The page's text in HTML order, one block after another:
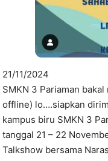
21/11/2024
SMKN 3 Pariaman bakal
offline) lo….siapkan
kampus biru SMKN 3
tanggal 21 – 22
Talkshow bersama